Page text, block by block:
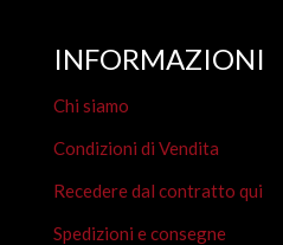
INFORMAZIONI
Chi siamo
Condizioni di Vendita
Recedere dal contratto qui
Spedizioni e consegne